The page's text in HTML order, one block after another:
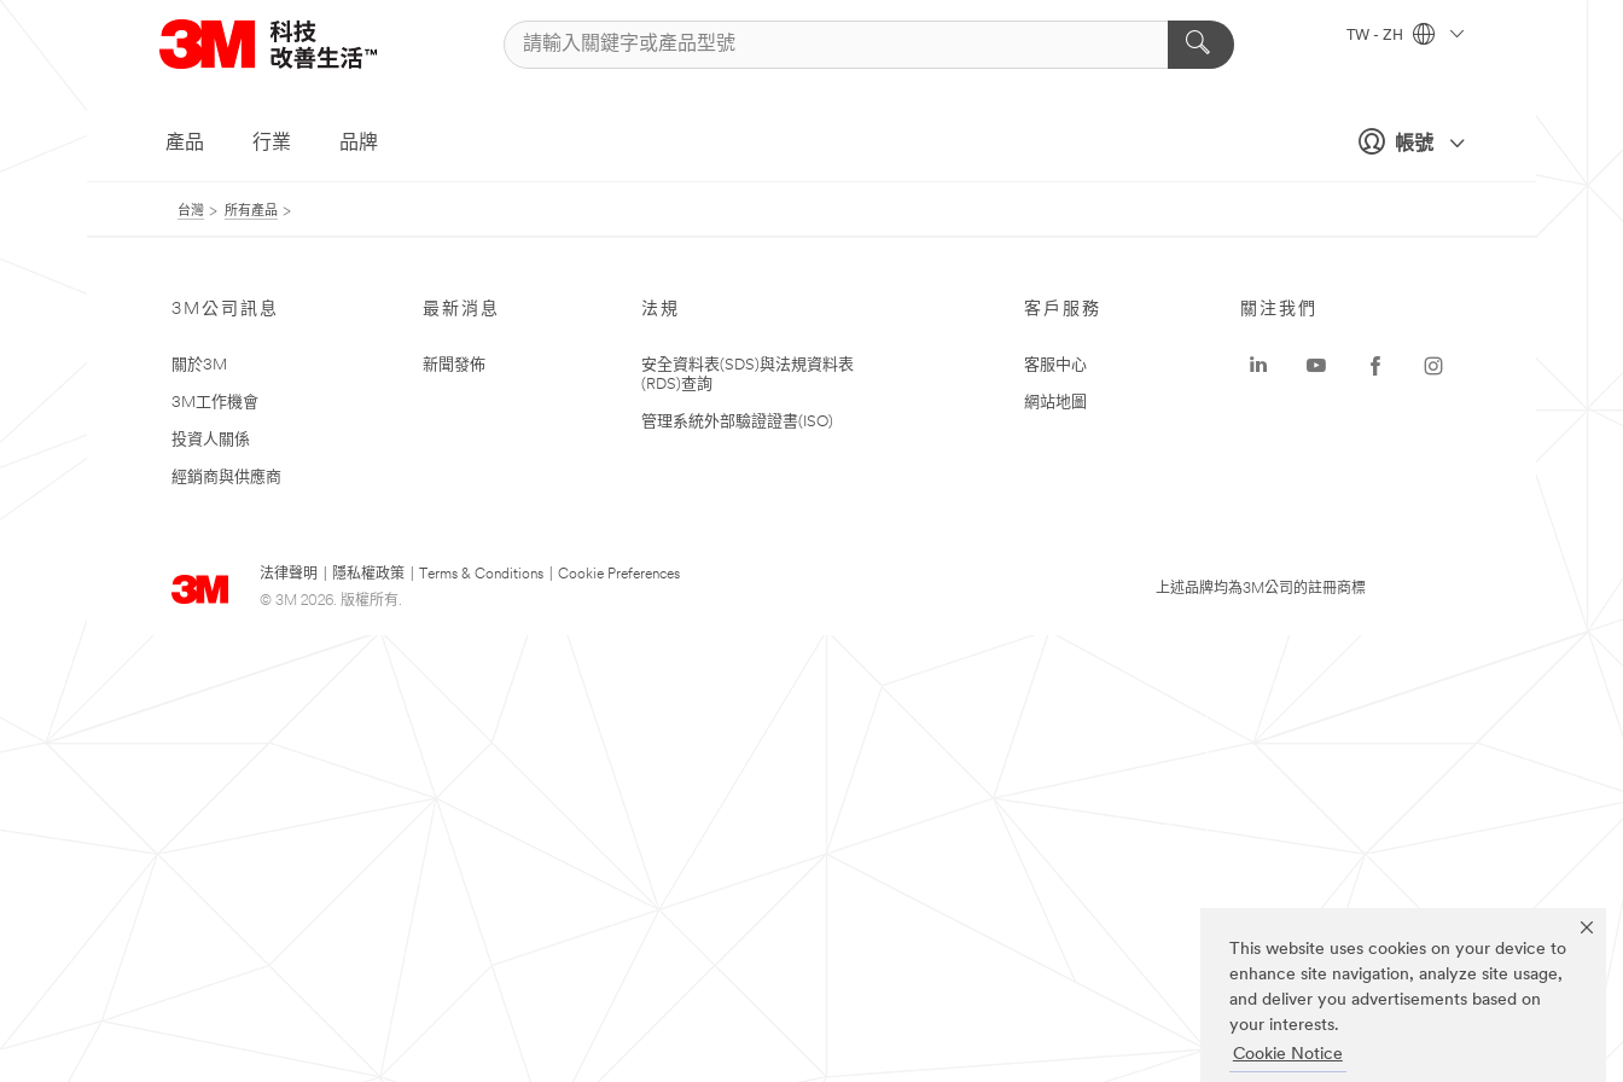
This website uses cookies on your device to
enhance site navigation, analyze site usage,
and deliver you advertisements based on
your interests.
Cookie Notice
帳號
TW - ZH
產品 行業 品牌
台灣 所有產品
3M公司訊息
關於3M
3M工作機會
投資人關係
經銷商與供應商
最新消息
新聞發佈
法規
安全資料表(SDS)與法規資料表
(RDS)查詢
管理系統外部驗證證書(ISO)
客戶服務
客服中心
網站地圖
法律聲明 隱私權政策 Terms & Conditions
Cookie Preferences
© 3M 2026. 版權所有.
關注我們
上述品牌均為3M公司的註冊商標